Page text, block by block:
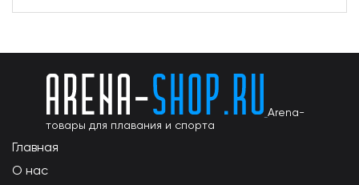
Arena-
товары для плавания и спорта
Главная
О нас